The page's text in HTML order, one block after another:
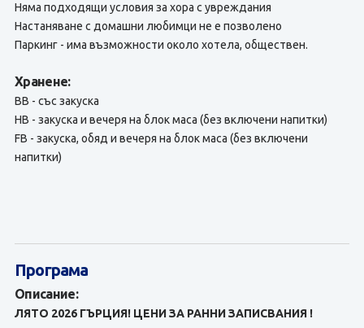
Няма подходящи условия за хора с увреждания
Настаняване с домашни любимци не е позволено
Паркинг - има възможности около хотела, обществен.
Хранене:
BВ - със закуска
HB - закуска и вечеря на блок маса (без включени напитки)
FB - закуска, обяд и вечеря на блок маса (без включени
напитки)
Програма
Описание:
ЛЯТО 2026 ГЪРЦИЯ! ЦЕНИ ЗА РАННИ ЗАПИСВАНИЯ !